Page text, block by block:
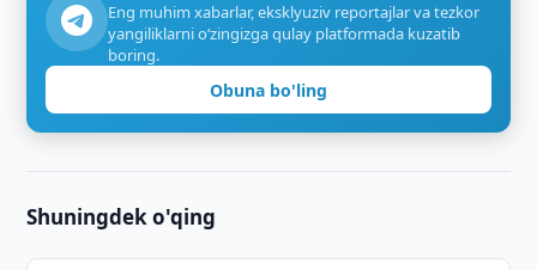
Eng muhim xabarlar, eksklyuziv reportajlar va tezkor
yangiliklarni o‘zingizga qulay platformada kuzatib
boring.
Obuna bo'ling
Shuningdek o'qing